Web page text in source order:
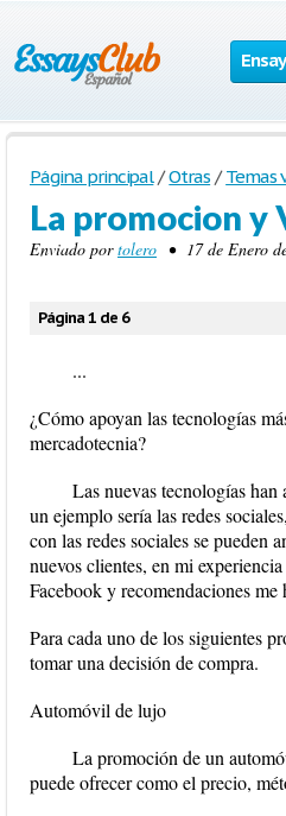
Página principal / Otras / Temas
La promocion y
Enviado portolero • 17 de Enero
Página 1 de 6
...
¿Cómo apoyan las tecnologías
mercadotecnia?
Las nuevas tecnologías
un ejemplo sería las redes
con las redes sociales se pueden
nuevos clientes, en mi
Facebook y recomendaciones
Para cada uno de los siguientes
tomar una decisión de compra.
Automóvil de lujo
La promoción de un
puede ofrecer como el precio,